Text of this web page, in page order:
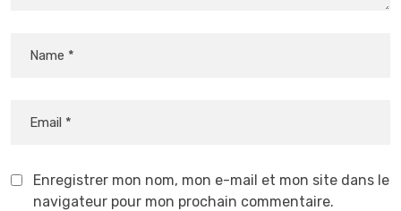
Enregistrer mon nom, mon e-mail et mon site dans le
navigateur pour mon prochain commentaire.